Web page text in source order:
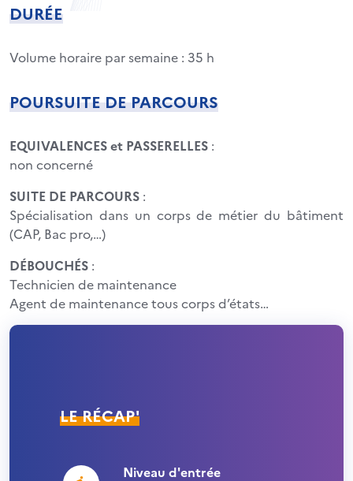
DURÉE
Volume horaire par semaine : 35 h
POURSUITE DE PARCOURS
EQUIVALENCES et PASSERELLES :
non concerné
SUITE DE PARCOURS :
Spécialisation dans un corps de métier du bâtiment
(CAP, Bac pro,…)
DÉBOUCHÉS :
Technicien de maintenance
Agent de maintenance tous corps d’états…
LE RÉCAP'
Niveau d'entrée